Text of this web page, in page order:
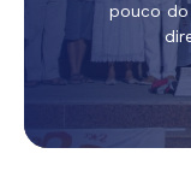
pouco